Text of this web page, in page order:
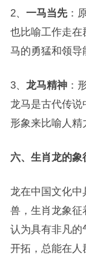
2、 一马当先：
也比喻工作走在
马的勇猛和领导
3、 龙马精神：
龙马是古代传说
形象来比喻人精
六、生肖龙的象
龙在中国文化中
兽，生肖龙象征
认为具有非凡的
开拓，总能在人